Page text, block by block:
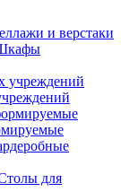
и верстаки
для